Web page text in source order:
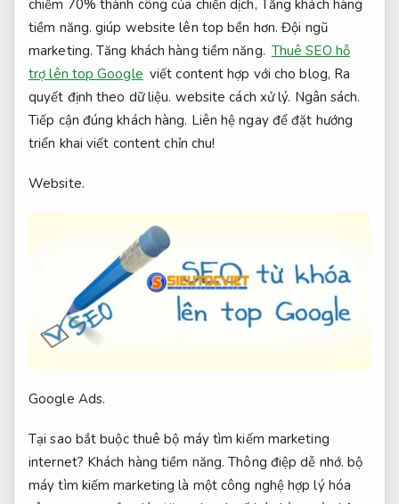
chiếm 70% thành công của chiến dịch, Tăng khách hàng
tiềm năng. giúp website lên top bền hơn.Đội ngũ
marketing. Tăng khách hàng tiềm năng. Thuê SEO hỗ
trợ lên top Google viết content hợp với cho blog, Ra
quyết định theo dữ liệu. website cách xử lý. Ngân sách.
Tiếp cận đúng khách hàng. Liên hệ ngay để đặt hướng
triển khai viết content chỉn chu!
Website.
Google Ads.
Tại sao bắt buộc thuê bộ máy tìm kiếm marketing
internet? Khách hàng tiềm năng. Thông điệp dễ nhớ. bộ
máy tìm kiếm marketing là một công nghệ hợp lý hóa